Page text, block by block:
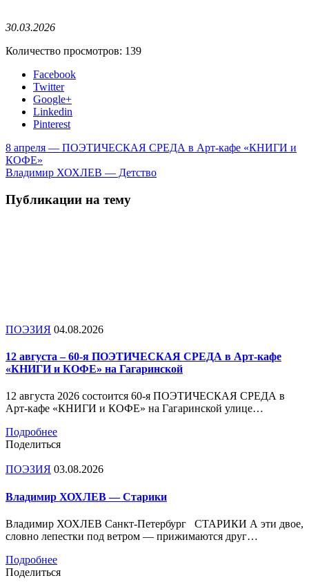
30.03.2026
Количество просмотров: 139
Facebook
Twitter
Google+
Linkedin
Pinterest
8 апреля — ПОЭТИЧЕСКАЯ СРЕДА в Арт-кафе «КНИГИ и
КОФЕ»
Владимир ХОХЛЕВ — Детство
Публикации на тему
ПОЭЗИЯ 04.08.2026
12 августа – 60-я ПОЭТИЧЕСКАЯ СРЕДА в Арт-кафе
«КНИГИ и КОФЕ» на Гагаринской
12 августа 2026 состоится 60-я ПОЭТИЧЕСКАЯ СРЕДА в
Арт-кафе «КНИГИ и КОФЕ» на Гагаринской улице…
Подробнее
Поделиться
ПОЭЗИЯ 03.08.2026
Владимир ХОХЛЕВ — Старики
Владимир ХОХЛЕВ Санкт-Петербург СТАРИКИ А эти двое,
словно лепестки под ветром — прижимаются друг…
Подробнее
Поделиться